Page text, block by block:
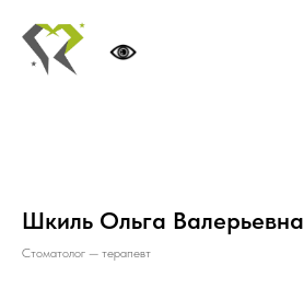
Шкиль Ольга Валерьевна
Стоматолог — терапевт